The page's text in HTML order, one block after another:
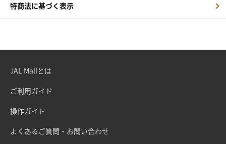
特商法に基づく表示
JAL Mallとは
ご利用ガイド
操作ガイド
よくあるご質問・お問い合わせ